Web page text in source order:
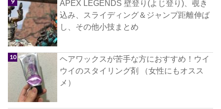
APEX LEGENDS 壁登り(よじ登り)、覗き
込み、スライディング＆ジャンプ距離伸ば
し、その他小技まとめ
ヘアワックスが苦手な方におすすめ！ウイ
ウイのスタイリング剤 （女性にもオスス
メ）